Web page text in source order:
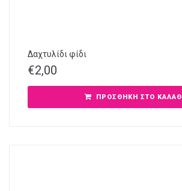
Δαχτυλίδι φίδι
€2,00
ΠΡΟΣΘΉΚΗ ΣΤΟ ΚΑΛΆΘΙ